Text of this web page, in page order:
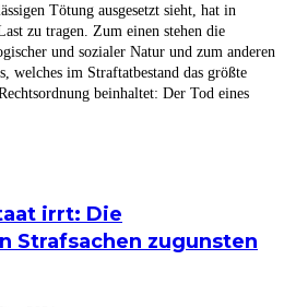
Tötung ausgesetzt sieht, hat in
zu tragen. Zum einen stehen die
und sozialer Natur und zum anderen
welches im Straftatbestand das größte
beinhaltet: Der Tod eines
irrt: Die
Strafsachen zugunsten